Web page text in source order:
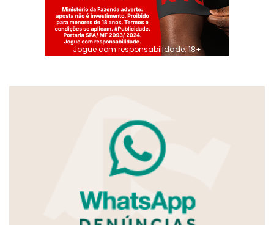
Jogue com responsabilidade. 18+